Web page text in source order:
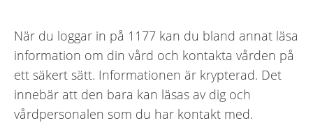
När du loggar in på 1177 kan du bland annat läsa
information om din vård och kontakta vården på
ett säkert sätt. Informationen är krypterad. Det
innebär att den bara kan läsas av dig och
vårdpersonalen som du har kontakt med.